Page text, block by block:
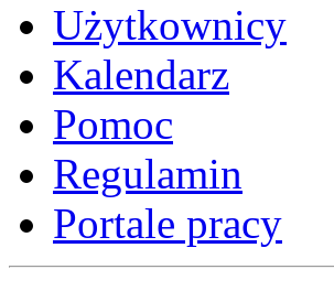
Użytkownicy
Kalendarz
Pomoc
Regulamin
Portale pracy